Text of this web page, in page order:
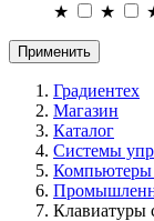
★
★
Применить
Градиентех
Магазин
Каталог
Системы
Клавиатуры